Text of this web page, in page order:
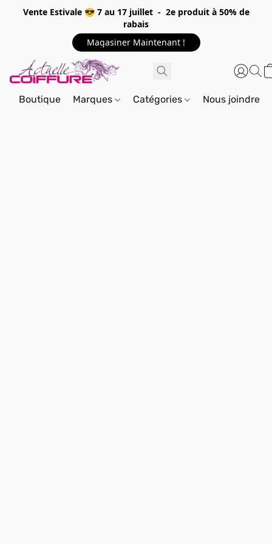
Vente Estivale 😎 7 au 17 juillet - 2e produit à 50% de
rabais
Magasiner Maintenant !
Boutique Marques Catégories Nous joindre